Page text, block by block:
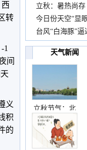
转
1
间
义
积
的
长
立秋：暑热尚存
前
今日份天空“显
一
台风“白海豚”逼
高
天气新闻
立秋节气：北